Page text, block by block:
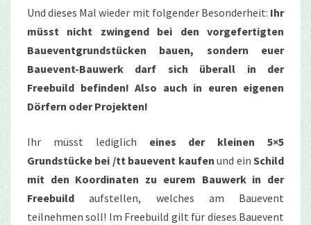
Und dieses Mal wieder mit folgender Besonderheit: Ihr
müsst nicht zwingend bei den vorgefertigten
Baueventgrundstücken bauen, sondern euer
Bauevent-Bauwerk darf sich überall in der
Freebuild befinden! Also auch in euren eigenen
Dörfern oder Projekten!
Ihr müsst lediglich eines der kleinen 5×5
Grundstücke bei /tt bauevent kaufen und einSchild
mit den Koordinaten zu eurem Bauwerk in der
Freebuild aufstellen, welches am Bauevent
teilnehmen soll! Im Freebuild gilt für dieses Bauevent